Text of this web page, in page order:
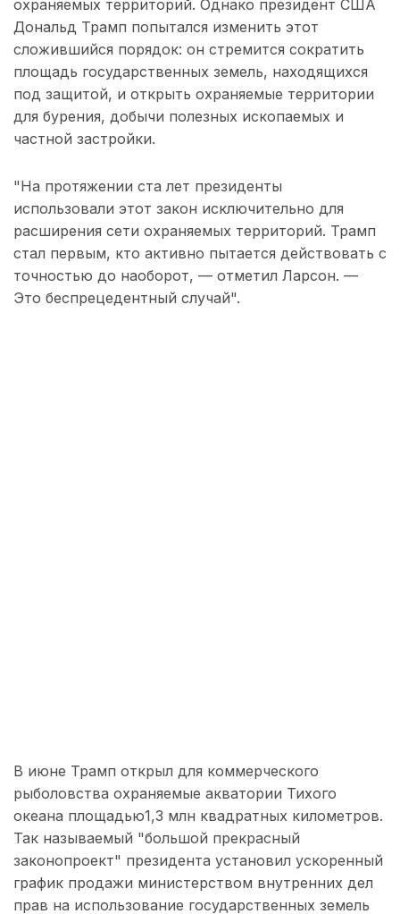
охраняемых территорий. Однако президент США
Дональд Трамп попытался изменить этот
сложившийся порядок: он стремится сократить
площадь государственных земель, находящихся
под защитой, и открыть охраняемые территории
для бурения, добычи полезных ископаемых и
частной застройки.
"На протяжении ста лет президенты
использовали этот закон исключительно для
расширения сети охраняемых территорий. Трамп
стал первым, кто активно пытается действовать с
точностью до наоборот, — отметил Ларсон. —
Это беспрецедентный случай".
В июне Трамп открыл для коммерческого
рыболовства охраняемые акватории Тихого
океана площадью1,3 млн квадратных километров.
Так называемый "большой прекрасный
законопроект" президента установил ускоренный
график продажи министерством внутренних дел
прав на использование государственных земель